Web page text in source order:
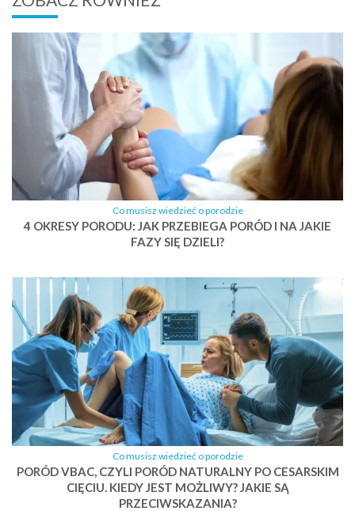
Co musisz wiedzieć o porodzie
4 OKRESY PORODU: JAK PRZEBIEGA PORÓD I NA JAKIE
FAZY SIĘ DZIELI?
Co musisz wiedzieć o porodzie
PORÓD VBAC, CZYLI PORÓD NATURALNY PO CESARSKIM
CIĘCIU. KIEDY JEST MOŻLIWY? JAKIE SĄ
PRZECIWSKAZANIA?